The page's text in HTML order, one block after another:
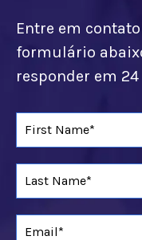
Entre em
formulário
responder em